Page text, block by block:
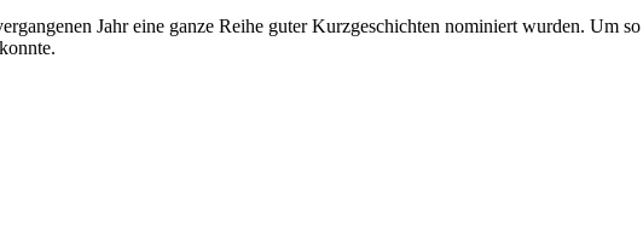
Jahr eine ganze Reihe guter Kurzgeschichten nominiert wurden. Um